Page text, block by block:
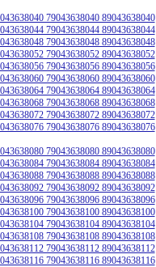
79043638040 89043638040
79043638044 89043638044
79043638048 89043638048
79043638052 89043638052
79043638056 89043638056
79043638060 89043638060
79043638064 89043638064
79043638068 89043638068
79043638072 89043638072
79043638076 89043638076
79043638080 89043638080
79043638084 89043638084
79043638088 89043638088
79043638092 89043638092
79043638096 89043638096
79043638100 89043638100
79043638104 89043638104
79043638108 89043638108
79043638112 89043638112
79043638116 89043638116